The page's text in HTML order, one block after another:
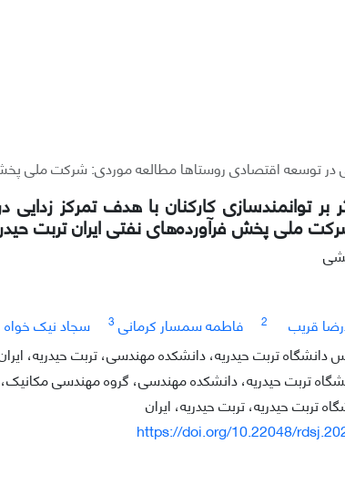
در توسعه اقتصادی روستاها مطالعه موردی: شرکت ملی
توانمندسازی کارکنان با هدف تمرکز
ملی پخش فرآورده‌های نفتی ایران تربت
قریب 2 فاطمه سمسار کرمانی 3 سجاد نیک خواه
تربت حیدریه، دانشکده مهندسی، تربت حیدریه،
تربت حیدریه، دانشکده مهندسی، گروه مهندسی مکانیک،
تربت حیدریه، تربت حیدریه، ایران
https://doi.org/10.22048/